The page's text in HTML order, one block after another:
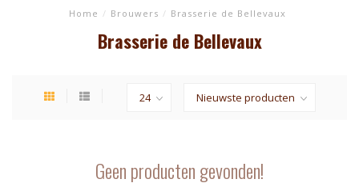
Home / Brouwers / Brasserie de Bellevaux
Brasserie de Bellevaux
Geen producten gevonden!